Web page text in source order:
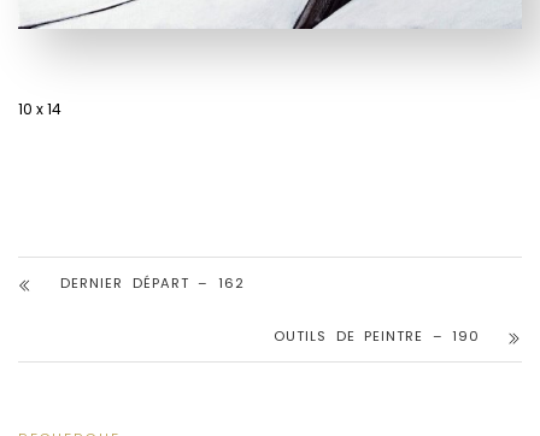
10 x 14
DERNIER DÉPART – 162
OUTILS DE PEINTRE – 190